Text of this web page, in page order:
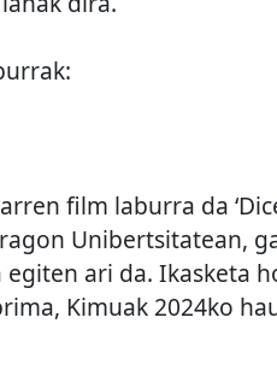
film laburra da
Unibertsitatean,
ari da. Ikasketa
Kimuak 2024ko